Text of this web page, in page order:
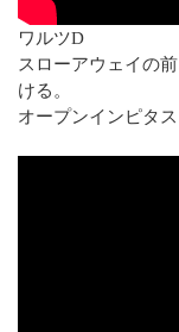
ワルツD
スローアウェイの
ける。
オープンインピタ